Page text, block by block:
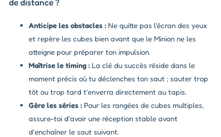
de distance ?
Anticipe les obstacles : Ne quitte pas l'écran des yeux
et repère les cubes bien avant que le Minion ne les
atteigne pour préparer ton impulsion.
Maîtrise le timing : La clé du succès réside dans le
moment précis où tu déclenches ton saut ; sauter trop
tôt ou trop tard t'enverra directement au tapis.
Gère les séries : Pour les rangées de cubes multiples,
assure-toi d'avoir une réception stable avant
d'enchaîner le saut suivant.